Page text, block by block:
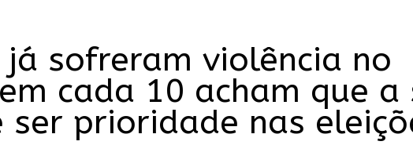
sofreram violência no
cada 10 acham que a
ser prioridade nas